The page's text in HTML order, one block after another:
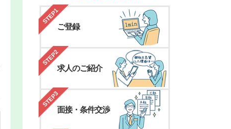
STEP1
ご登録
STEP2
求人のご紹介
STEP3
面接・条件交渉